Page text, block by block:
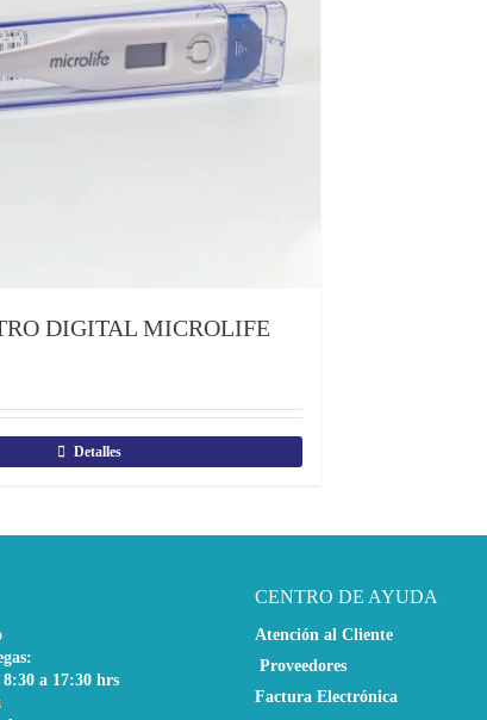
DIGITAL MICROLIFE
Detalles
a 17:30 hrs
CENTRO DE AYUDA
Atención al Cliente
Proveedores
Factura Electrónica